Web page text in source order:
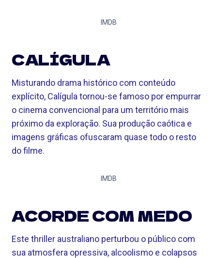
IMDB
CALÍGULA
Misturando drama histórico com conteúdo
explícito, Calígula tornou-se famoso por empurrar
o cinema convencional para um território mais
próximo da exploração. Sua produção caótica e
imagens gráficas ofuscaram quase todo o resto
do filme.
IMDB
ACORDE COM MEDO
Este thriller australiano perturbou o público com
sua atmosfera opressiva, alcoolismo e colapsos